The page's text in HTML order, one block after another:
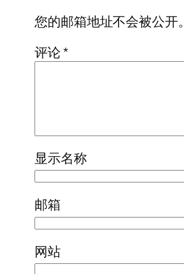
您的邮箱地址不会被公开。
评论*
显示名称
邮箱
网站